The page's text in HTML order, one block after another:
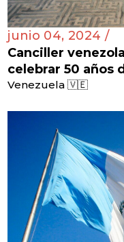
junio 04, 2024 /
Canciller
celebrar 50 años
Venezuela 🇻🇪